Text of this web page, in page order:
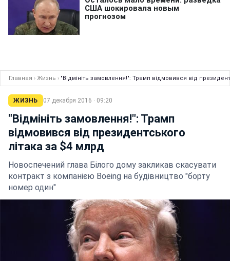
Главная › Жизнь › "Відмініть замовлення!": Трамп відмовився від
ЖИЗНЬ 07 декабря 2016 · 09:20
"Відмініть замовлення!": Трамп
відмовився від президентського
літака за $4 млрд
Новоспечений глава Білого дому закликав скасувати
контракт з компанією Boeing на будівництво "борту
номер один"